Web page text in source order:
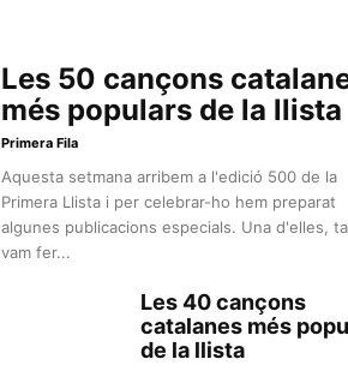
Les 50 cançons
més populars de la llista
Primera Fila
Aquesta setmana arribem a l'edició 500 de la
Primera Llista i per celebrar-ho hem preparat
algunes publicacions especials. Una d'elles,
vam fer...
Les 40 cançons
catalanes més
de la llista